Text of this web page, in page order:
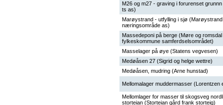
M26 og m27 - graving i forurenset
ts as)
Marøystrand - utfylling i sjø (Marøystrand
næringsområde as)
Massedeponi på berge (Møre og romsdal
fylkeskommune samferdselsområdet)
Masselager på øye (Statens vegvesen)
Medøåsen 27 (Sigrid og helge wettre)
Medøåsen, mudring (Arne hunstad)
Mellomalager muddermasser (Lorentzen
Mellomlager for masser til skogsveg
storteian (Storteian gård frank storteig)